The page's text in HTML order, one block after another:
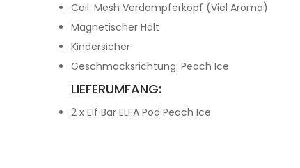
Coil: Mesh Verdampferkopf (Viel Aroma)
Magnetischer Halt
Kindersicher
Geschmacksrichtung: Peach Ice
LIEFERUMFANG:
2 x Elf Bar ELFA Pod Peach Ice